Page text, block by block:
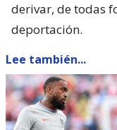
derivar, de todas
deportación.
Lee también...